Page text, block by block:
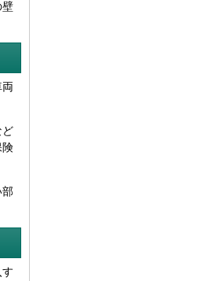
壁
ど
険
部